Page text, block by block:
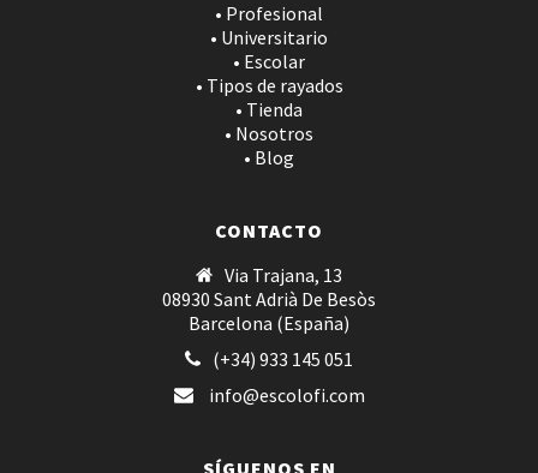
• Profesional
• Universitario
• Escolar
• Tipos de rayados
• Tienda
• Nosotros
• Blog
CONTACTO
Via Trajana, 13
08930 Sant Adrià De Besòs
Barcelona (España)
(+34) 933 145 051
info@escolofi.com